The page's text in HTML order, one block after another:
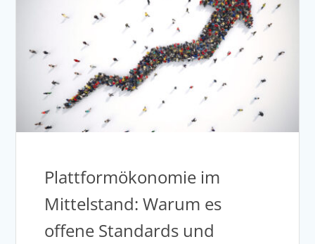
Plattformökonomie im
Mittelstand: Warum es
offene Standards und